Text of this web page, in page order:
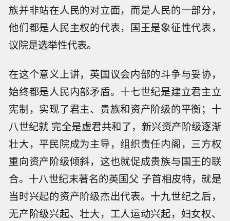
族并非站在人民的对立面，而是人民的一部分，
他们都是人民主权的代表，国王是象征性代表，
议院是选举性代表。
在这个意义上讲，英国议会内部的斗争与妥协，
始终都是人民内部矛盾。十七世纪是建立君主立
宪制，实现了君主、贵族和资产阶级的平衡；十
八世纪就 完全是虚君共和了，新兴资产阶级逐渐
壮大，平民院成为主导，组织责任内阁，三方权
重向资产阶级倾斜，这也就促成贵族与国王的联
合。十八世纪末著名的英国父 子首相皮特，就是
当时兴起的资产阶级杰出代表。十九世纪之后，
无产阶级兴起、壮大，工人运动兴起，妇女权、